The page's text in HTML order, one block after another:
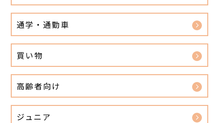
通学・通勤車
買い物
高齢者向け
ジュニア